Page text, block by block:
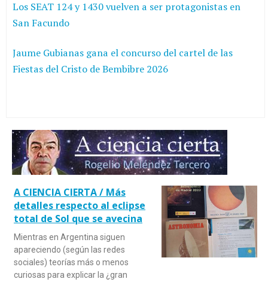
Los SEAT 124 y 1430 vuelven a ser protagonistas en
San Facundo
Jaume Gubianas gana el concurso del cartel de las
Fiestas del Cristo de Bembibre 2026
A CIENCIA CIERTA / Más
detalles respecto al eclipse
total de Sol que se avecina
Mientras en Argentina siguen
apareciendo (según las redes
sociales) teorías más o menos
curiosas para explicar la ¿gran